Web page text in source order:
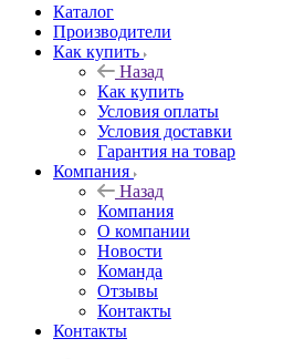
Каталог
Производители
Как купить
Назад
Как купить
Условия оплаты
Условия доставки
Гарантия на товар
Компания
Назад
Компания
О компании
Новости
Команда
Отзывы
Контакты
Контакты